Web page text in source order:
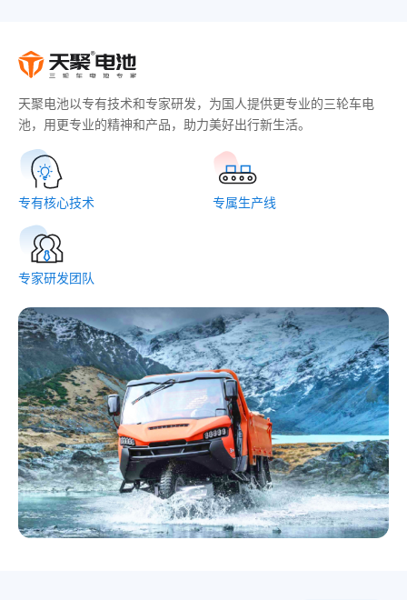
天聚电池以专有技术和专家研发，为国人提供更专业的三轮车电
池，用更专业的精神和产品，助力美好出行新生活。
专有核心技术 专属生产线
专家研发团队